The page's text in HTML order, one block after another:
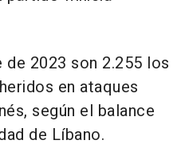
2023 son 2.255 los
en ataques
según el balance
de Líbano.